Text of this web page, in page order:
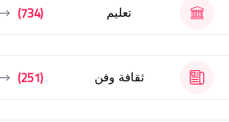
تعليم (734)
ثقافة وفن (251)